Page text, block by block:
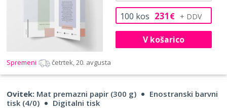
100 kos 231€
V košarico
Spremeni četrtek, 20. avgusta
Ovitek: Mat premazni papir (300 g)
Enostranski barvni
tisk (4/0)
Digitalni tisk